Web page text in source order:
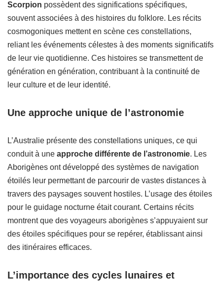
Scorpion possèdent des significations spécifiques,
souvent associées à des histoires du folklore. Les récits
cosmogoniques mettent en scène ces constellations,
reliant les événements célestes à des moments significatifs
de leur vie quotidienne. Ces histoires se transmettent de
génération en génération, contribuant à la continuité de
leur culture et de leur identité.
Une approche unique de l’astronomie
L’Australie présente des constellations uniques, ce qui
conduit à une approche différente de l’astronomie. Les
Aborigènes ont développé des systèmes de navigation
étoilés leur permettant de parcourir de vastes distances à
travers des paysages souvent hostiles. L’usage des étoiles
pour le guidage nocturne était courant. Certains récits
montrent que des voyageurs aborigènes s’appuyaient sur
des étoiles spécifiques pour se repérer, établissant ainsi
des itinéraires efficaces.
L’importance des cycles lunaires et